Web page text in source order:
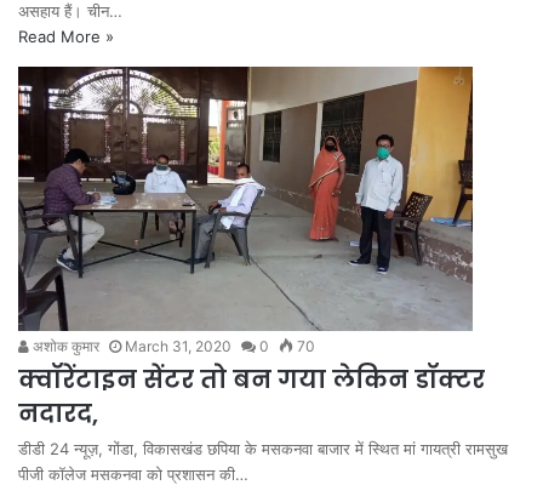
असहाय हैं। चीन…
Read More »
अशोक कुमार March 31, 2020 0 70
क्वॉरेंटाइन सेंटर तो बन गया लेकिन डॉक्टर
नदारद,
डीडी 24 न्यूज़, गोंडा, विकासखंड छपिया के मसकनवा बाजार में स्थित मां गायत्री रामसुख
पीजी कॉलेज मसकनवा को प्रशासन की…